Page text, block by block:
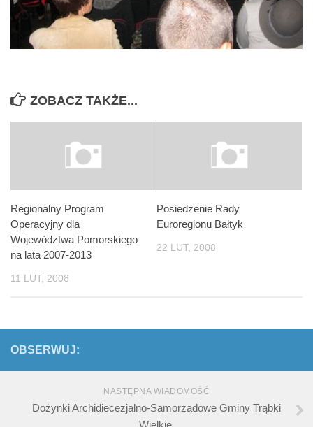
ZOBACZ TAKŻE...
Regionalny Program
Operacyjny dla
Województwa Pomorskiego
na lata 2007-2013
11 LUT, 2008
Posiedzenie Rady
Euroregionu Bałtyk
22 LUT, 2008
OBSERWUJ:
NASTĘPNA WIADOMOŚĆ
Dożynki Archidiecezjalno-Samorządowe Gminy Trąbki
Wielkie.